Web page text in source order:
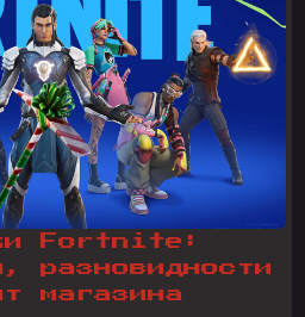
Fortnite:
разновидности
магазина